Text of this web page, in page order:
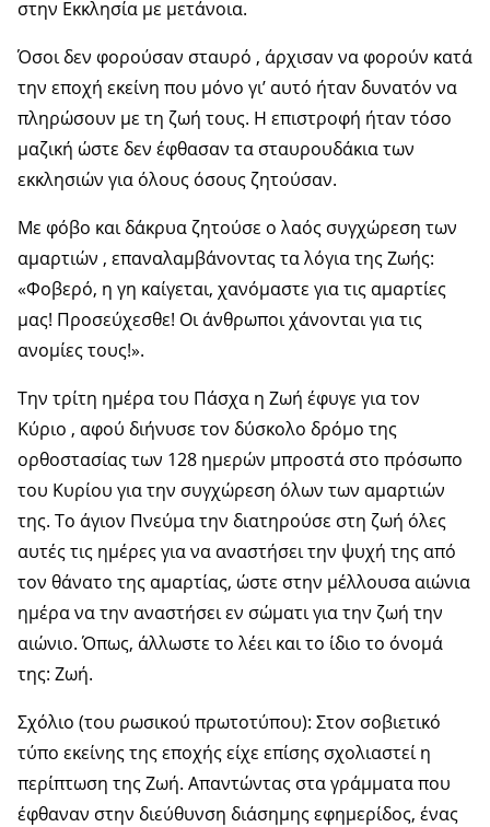
στην Εκκλησία με μετάνοια.
Όσοι δεν φορούσαν σταυρό , άρχισαν να φορούν κατά
την εποχή εκείνη που μόνο γι’ αυτό ήταν δυνατόν να
πληρώσουν με τη ζωή τους. Η επιστροφή ήταν τόσο
μαζική ώστε δεν έφθασαν τα σταυρουδάκια των
εκκλησιών για όλους όσους ζητούσαν.
Με φόβο και δάκρυα ζητούσε ο λαός συγχώρεση των
αμαρτιών , επαναλαμβάνοντας τα λόγια της Ζωής:
«Φοβερό, η γη καίγεται, χανόμαστε για τις αμαρτίες
μας! Προσεύχεσθε! Οι άνθρωποι χάνονται για τις
ανομίες τους!».
Την τρίτη ημέρα του Πάσχα η Ζωή έφυγε για τον
Κύριο , αφού διήνυσε τον δύσκολο δρόμο της
ορθοστασίας των 128 ημερών μπροστά στο πρόσωπο
του Κυρίου για την συγχώρεση όλων των αμαρτιών
της. Το άγιον Πνεύμα την διατηρούσε στη ζωή όλες
αυτές τις ημέρες για να αναστήσει την ψυχή της από
τον θάνατο της αμαρτίας, ώστε στην μέλλουσα αιώνια
ημέρα να την αναστήσει εν σώματι για την ζωή την
αιώνιο. Όπως, άλλωστε το λέει και το ίδιο το όνομά
της: Ζωή.
Σχόλιο (του ρωσικού πρωτοτύπου): Στον σοβιετικό
τύπο εκείνης της εποχής είχε επίσης σχολιαστεί η
περίπτωση της Ζωή. Απαντώντας στα γράμματα που
έφθαναν στην διεύθυνση διάσημης εφημερίδος, ένας